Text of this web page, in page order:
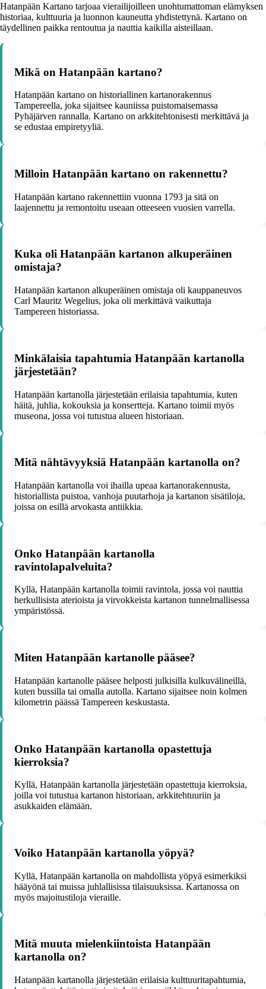
Hatanpään Kartano tarjoaa vierailijoilleen unohtumattoman elämyksen
historiaa, kulttuuria ja luonnon kauneutta yhdistettynä. Kartano on
täydellinen paikka rentoutua ja nauttia kaikilla aisteillaan.
Mikä on Hatanpään kartano?
Hatanpään kartano on historiallinen kartanorakennus
Tampereella, joka sijaitsee kauniissa puistomaisemassa
Pyhäjärven rannalla. Kartano on arkkitehtonisesti merkittävä ja
se edustaa empiretyyliä.
Milloin Hatanpään kartano on rakennettu?
Hatanpään kartano rakennettiin vuonna 1793 ja sitä on
laajennettu ja remontoitu useaan otteeseen vuosien varrella.
Kuka oli Hatanpään kartanon alkuperäinen
omistaja?
Hatanpään kartanon alkuperäinen omistaja oli kauppaneuvos
Carl Mauritz Wegelius, joka oli merkittävä vaikuttaja
Tampereen historiassa.
Minkälaisia tapahtumia Hatanpään kartanolla
järjestetään?
Hatanpään kartanolla järjestetään erilaisia tapahtumia, kuten
häitä, juhlia, kokouksia ja konsertteja. Kartano toimii myös
museona, jossa voi tutustua alueen historiaan.
Mitä nähtävyyksiä Hatanpään kartanolla on?
Hatanpään kartanolla voi ihailla upeaa kartanorakennusta,
historiallista puistoa, vanhoja puutarhoja ja kartanon sisätiloja,
joissa on esillä arvokasta antiikkia.
Onko Hatanpään kartanolla
ravintolapalveluita?
Kyllä, Hatanpään kartanolla toimii ravintola, jossa voi nauttia
herkullisista aterioista ja virvokkeista kartanon tunnelmallisessa
ympäristössä.
Miten Hatanpään kartanolle pääsee?
Hatanpään kartanolle pääsee helposti julkisilla kulkuvälineillä,
kuten bussilla tai omalla autolla. Kartano sijaitsee noin kolmen
kilometrin päässä Tampereen keskustasta.
Onko Hatanpään kartanolla opastettuja
kierroksia?
Kyllä, Hatanpään kartanolla järjestetään opastettuja kierroksia,
joilla voi tutustua kartanon historiaan, arkkitehtuuriin ja
asukkaiden elämään.
Voiko Hatanpään kartanolla yöpyä?
Kyllä, Hatanpään kartanolla on mahdollista yöpyä esimerkiksi
hääyönä tai muissa juhlallisissa tilaisuuksissa. Kartanossa on
myös majoitustiloja vieraille.
Mitä muuta mielenkiintoista Hatanpään
kartanolla on?
Hatanpään kartanolla järjestetään erilaisia kulttuuritapahtumia,